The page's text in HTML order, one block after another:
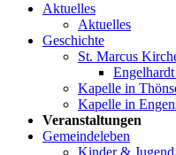
Aktuelles
Aktuelles
Geschichte
St. Marcus
Kapelle in
Kapelle in
Veranstaltungen
Gemeindeleben
Kinder & Jugend